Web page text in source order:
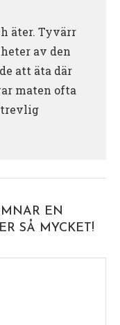
äter. Tyvärr
av den
att äta där
maten ofta
EN
SÅ MYCKET!